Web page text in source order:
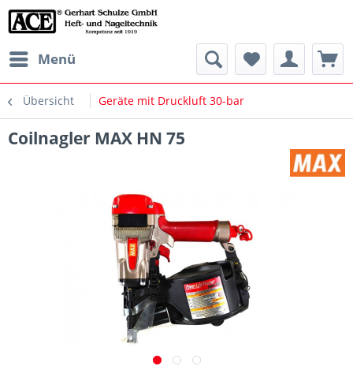
Menü
Übersicht Geräte mit Druckluft 30-bar
Coilnagler MAX HN 75